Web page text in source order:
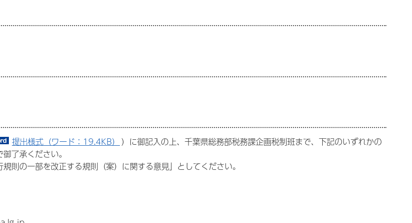
提出様式（ワード：19.4KB） ）に御記入の上、千葉県総務部税務課企画税制班まで、下記のいずれかの
了承ください。
則の一部を改正する規則（案）に関する意見」としてください。